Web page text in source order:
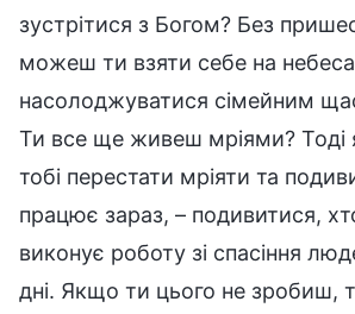
зустрітися з Богом? Без
можеш ти взяти себе на
насолоджуватися сімейним
Ти все ще живеш мріями? Тоді
тобі перестати мріяти та
працює зараз, – подивитися,
виконує роботу зі спасіння
дні. Якщо ти цього не зробиш,